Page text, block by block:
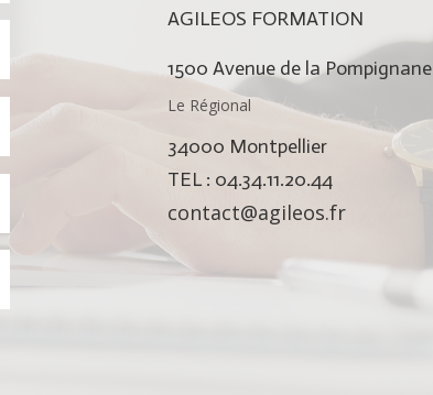
AGILEOS FORMATION
1500 Avenue de la Pompignane
Le Régional
34000 Montpellier
TEL : 04.34.11.20.44
contact@agileos.fr